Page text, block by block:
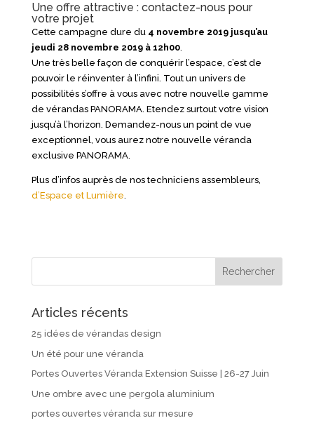
Une offre attractive : contactez-nous pour
votre projet
Cette campagne dure du 4 novembre 2019 jusqu’au
jeudi 28 novembre 2019 à 12h00.
Une très belle façon de conquérir l’espace, c’est de
pouvoir le réinventer à l’infini. Tout un univers de
possibilités s’offre à vous avec notre nouvelle gamme
de vérandas PANORAMA. Etendez surtout votre vision
jusqu’à l’horizon. Demandez-nous un point de vue
exceptionnel, vous aurez notre nouvelle véranda
exclusive PANORAMA.
Plus d’infos auprès de nos techniciens assembleurs,
d’Espace et Lumière.
Articles récents
25 idées de vérandas design
Un été pour une véranda
Portes Ouvertes Véranda Extension Suisse | 26-27 Juin
Une ombre avec une pergola aluminium
portes ouvertes véranda sur mesure